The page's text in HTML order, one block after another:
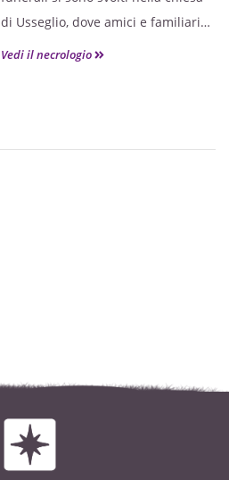
di Usseglio, dove amici e familiari
gli hanno dato l'ultimo saluto.
Vedi il necrologio